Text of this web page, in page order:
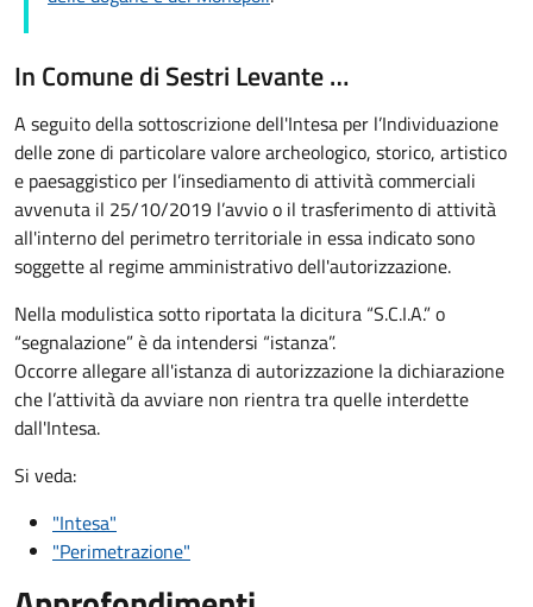
In Comune di Sestri Levante …
A seguito della sottoscrizione dell'Intesa per l’Individuazione
delle zone di particolare valore archeologico, storico, artistico
e paesaggistico per l’insediamento di attività commerciali
avvenuta il 25/10/2019 l’avvio o il trasferimento di attività
all'interno del perimetro territoriale in essa indicato sono
soggette al regime amministrativo dell'autorizzazione.
Nella modulistica sotto riportata la dicitura “S.C.I.A.” o
“segnalazione” è da intendersi “istanza”.
Occorre allegare all'istanza di autorizzazione la dichiarazione
che l’attività da avviare non rientra tra quelle interdette
dall'Intesa.
Si veda:
"Intesa"
"Perimetrazione"